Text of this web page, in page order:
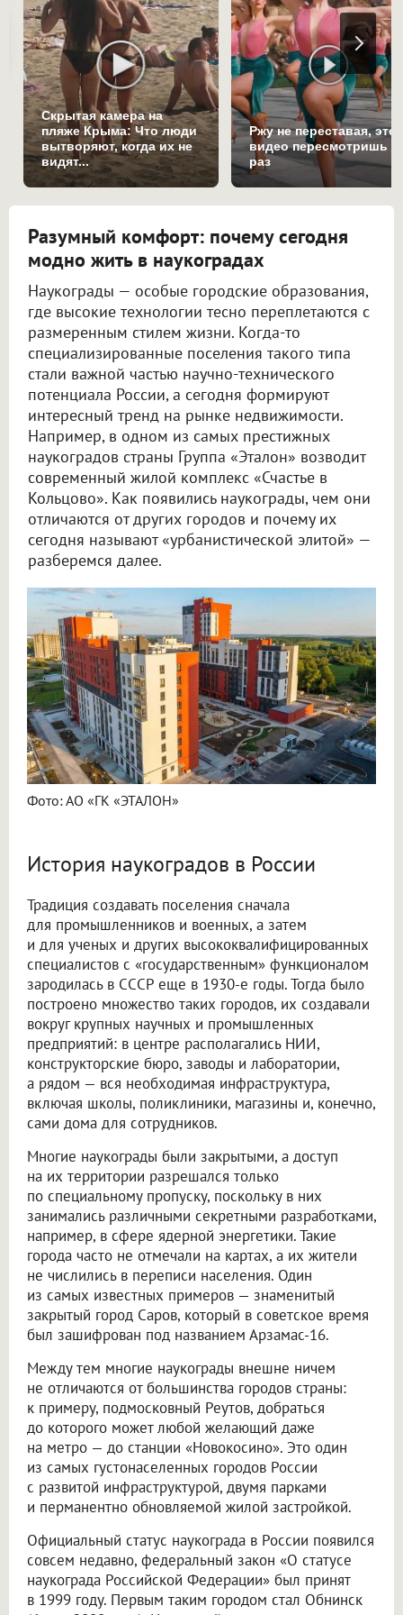
Скрытая камера на
пляже Крыма: Что люди
вытворяют, когда их не
видят...
Ржу не переставая, это
видео пересмотришь
раз
Разумный комфорт: почему сегодня
модно жить в наукоградах
Наукограды — особые городские образования,
где высокие технологии тесно переплетаются с
размеренным стилем жизни. Когда-то
специализированные поселения такого типа
стали важной частью научно-технического
потенциала России, а сегодня формируют
интересный тренд на рынке недвижимости.
Например, в одном из самых престижных
наукоградов страны Группа «Эталон» возводит
современный жилой комплекс «Счастье в
Кольцово». Как появились наукограды, чем они
отличаются от других городов и почему их
сегодня называют «урбанистической элитой» —
разберемся далее.
Фото: АО «ГК «ЭТАЛОН»
История наукоградов в России
Традиция создавать поселения сначала
для промышленников и военных, а затем
и для ученых и других высококвалифицированных
специалистов с «государственным» функционалом
зародилась в СССР еще в 1930-е годы. Тогда было
построено множество таких городов, их создавали
вокруг крупных научных и промышленных
предприятий: в центре располагались НИИ,
конструкторские бюро, заводы и лаборатории,
а рядом — вся необходимая инфраструктура,
включая школы, поликлиники, магазины и, конечно,
сами дома для сотрудников.
Многие наукограды были закрытыми, а доступ
на их территории разрешался только
по специальному пропуску, поскольку в них
занимались различными секретными разработками,
например, в сфере ядерной энергетики. Такие
города часто не отмечали на картах, а их жители
не числились в переписи населения. Один
из самых известных примеров — знаменитый
закрытый город Саров, который в советское время
был зашифрован под названием Арзамас-16.
Между тем многие наукограды внешне ничем
не отличаются от большинства городов страны:
к примеру, подмосковный Реутов, добраться
до которого может любой желающий даже
на метро — до станции «Новокосино». Это один
из самых густонаселенных городов России
с развитой инфраструктурой, двумя парками
и перманентно обновляемой жилой застройкой.
Официальный статус наукограда в России появился
совсем недавно, федеральный закон «О статусе
наукограда Российской Федерации» был принят
в 1999 году. Первым таким городом стал Обнинск